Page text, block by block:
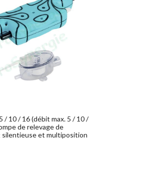
/ 10 / 16 (débit max. 5 / 10 /
de relevage de
silentieuse et multiposition